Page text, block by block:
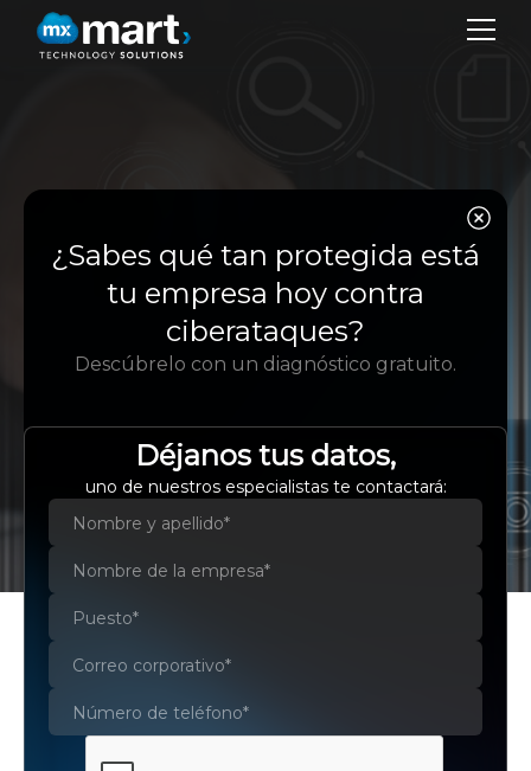
Mantén tu tecnología funcionando
eficientemente
con nuestros servicios
administrados.
En Mxmart nos convertimos en tu
equipo extendido de TI, para que
tu empresa pueda enfocarse en
crecer, innovar y competir
Nuestros servicios administrados están diseñados
¿Sabes qué tan protegida está
tu empresa hoy contra
ciberataques?
Descúbrelo con un diagnóstico gratuito.
Déjanos tus datos,
uno de nuestros especialistas te contactará: